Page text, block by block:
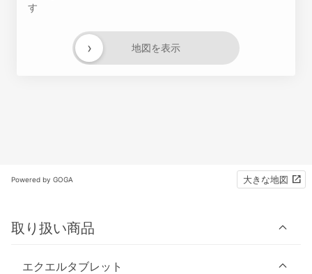
す
地図を表示
›
Powered by GOGA 大きな地図
取り扱い商品
エクエルタブレット